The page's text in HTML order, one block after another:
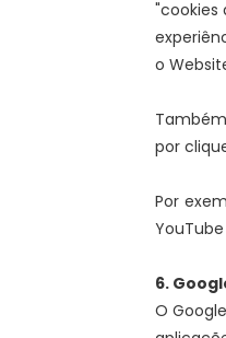
"cookies
o
por
Por
6.
O